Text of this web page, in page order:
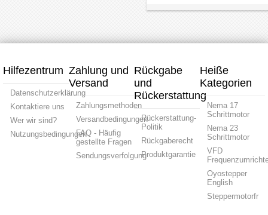
24
Nema
Nema
Closed-
Loop-
VDC
für
Nema
24
Schrittmotor
Hilfezentrum
Datenschutzerklärung
Kontaktiere uns
Wer wir sind?
Nutzungsbedingungen
Zahlung und
Versand
Zahlungsmethoden
Versandbedingungen
FAQ - Häufig
gestellte Fragen
Sendungsverfolgung
Rückgabe
und
Rückerstattung
Rückerstattung-
Politik
Rückgaberecht
Produktgarantie
Heiße
Kategorien
Nema 17
Schrittmotor
Nema 23
Schrittmotor
VFD
Oyostepper
English
Steppermotorfr